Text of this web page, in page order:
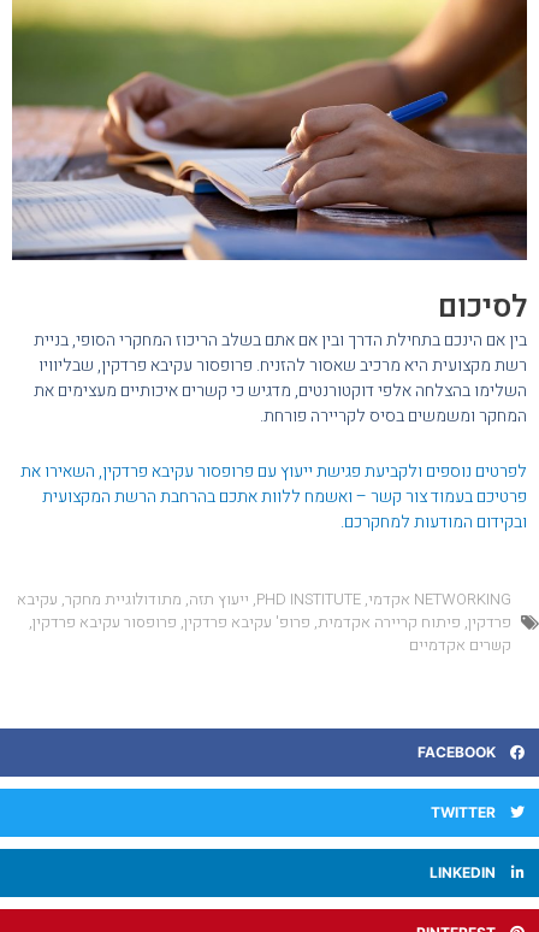
לסיכום
בין אם הינכם בתחילת הדרך ובין אם אתם בשלב הריכוז המחקרי הסופי, בניית
רשת מקצועית היא מרכיב שאסור להזניח. פרופסור עקיבא פרדקין, שבליוויו
השלימו בהצלחה אלפי דוקטורנטים, מדגיש כי קשרים איכותיים מעצימים את
המחקר ומשמשים בסיס לקריירה פורחת.
לפרטים נוספים ולקביעת פגישת ייעוץ עם פרופסור עקיבא פרדקין, השאירו את
פרטיכם בעמוד צור קשר – ואשמח ללוות אתכם בהרחבת הרשת המקצועית
ובקידום המודעות למחקרכם.
NETWORKING אקדמי ,
PHD INSTITUTE
,ייעוץ תזה,מתודולוגיית מחקר,עקיבא
פרדקין,פיתוח קריירה אקדמית,פרופ' עקיבא פרדקין,פרופסור עקיבא פרדקין,
קשרים אקדמיים
FACEBOOK
TWITTER
LINKEDIN